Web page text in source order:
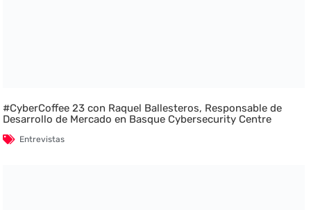
#CyberCoffee 23 con Raquel Ballesteros, Responsable de
Desarrollo de Mercado en Basque Cybersecurity Centre
Entrevistas